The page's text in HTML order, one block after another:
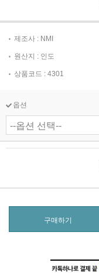
제조사 : NMI
원산지 : 인도
상품코드 : 4301
옵션
구매하기